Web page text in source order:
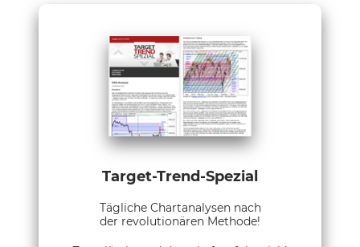
Target-Trend-Spezial
Tägliche Chartanalysen nach
der revolutionären Methode!